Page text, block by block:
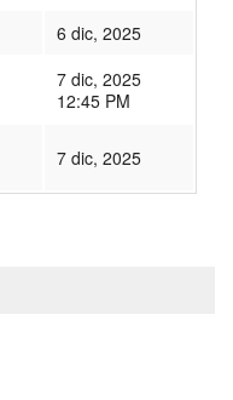
6 dic, 2025
7 dic, 2025
12:45 PM
7 dic, 2025